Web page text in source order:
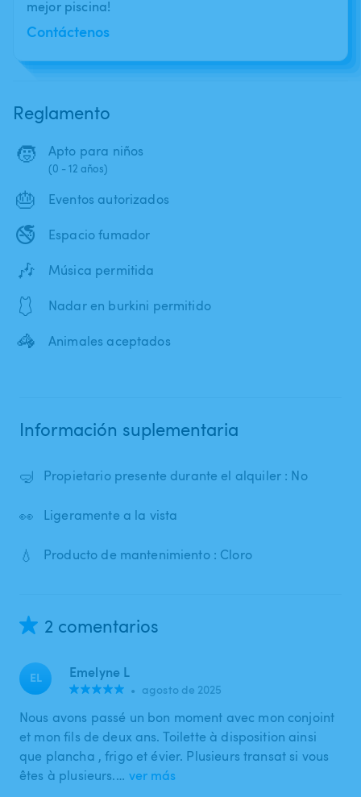
mejor piscina!
Contáctenos
Reglamento
🧒 Apto para niños
(0 - 12 años)
🎂 Eventos autorizados
🚭 Espacio fumador
🎶 Música permitida
🩱 Nadar en burkini permitido
🦓 Animales aceptados
Información suplementaria
🤿 Propietario presente durante el alquiler : No
👀 Ligeramente a la vista
💧 Producto de mantenimiento : Cloro
2 comentarios
EL Emelyne L
• agosto de 2025
Nous avons passé un bon moment avec mon conjoint
et mon fils de deux ans. Toilette à disposition ainsi
que plancha , frigo et évier. Plusieurs transat si vous
êtes à plusieurs.… ver más